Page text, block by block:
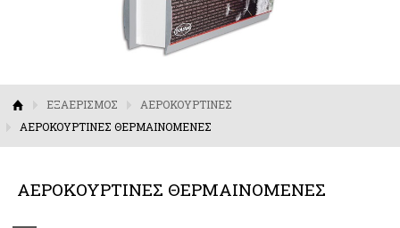
ΕΞΑΕΡΙΣΜΟΣ
ΑΕΡΟΚΟΥΡΤΙΝΕΣ
ΑΕΡΟΚΟΥΡΤΙΝΕΣ ΘΕΡΜΑΙΝΟΜΕΝΕΣ
ΑΕΡΟΚΟΥΡΤΙΝΕΣ ΘΕΡΜΑΙΝΟΜΕΝΕΣ